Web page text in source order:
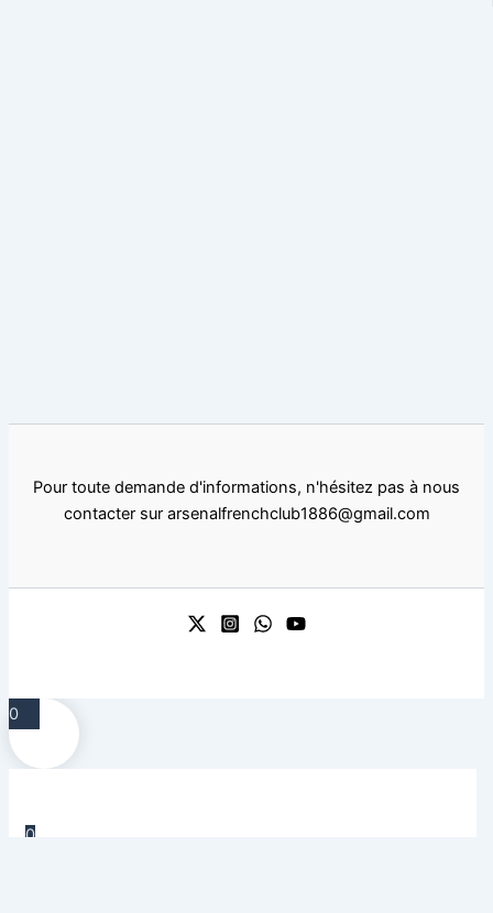
Pour toute demande d'informations, n'hésitez pas à nous
contacter sur arsenalfrenchclub1886@gmail.com
0
0